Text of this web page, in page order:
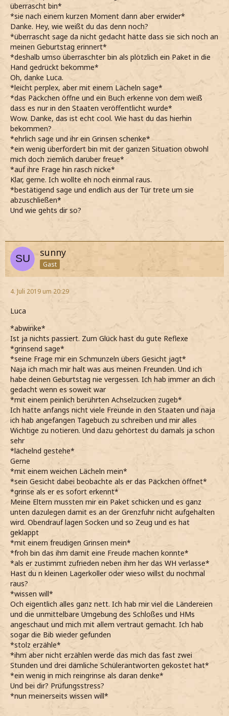
überrascht bin*
*sie nach einem kurzen Moment dann aber erwider*
Danke. Hey, wie weißt du das denn noch?
*überrascht sage da nicht gedacht hätte dass sie sich noch an
meinen Geburtstag erinnert*
*deshalb umso überraschter bin als plötzlich ein Paket in die
Hand gedrückt bekomme*
Oh, danke Luca.
*leicht perplex, aber mit einem Lächeln sage*
*das Päckchen öffne und ein Buch erkenne von dem weiß
dass es nur in den Staaten veröffentlicht wurde*
Wow. Danke, das ist echt cool. Wie hast du das hierhin
bekommen?
*ehrlich sage und ihr ein Grinsen schenke*
*ein wenig überfordert bin mit der ganzen Situation obwohl
mich doch ziemlich darüber freue*
*auf ihre Frage hin rasch nicke*
Klar, gerne. Ich wollte eh noch einmal raus.
*bestätigend sage und endlich aus der Tür trete um sie
abzuschließen*
Und wie gehts dir so?
sunny
Gast
4. Juli 2019 um 20:29
Luca
*abwinke*
Ist ja nichts passiert. Zum Glück hast du gute Reflexe
*grinsend sage*
*seine Frage mir ein Schmunzeln übers Gesicht jagt*
Naja ich mach mir halt was aus meinen Freunden. Und ich
habe deinen Geburtstag nie vergessen. Ich hab immer an dich
gedacht wenn es soweit war
*mit einem peinlich berührten Achselzucken zugeb*
Ich hatte anfangs nicht viele Freunde in den Staaten und naja
ich hab angefangen Tagebuch zu schreiben und mir alles
Wichtige zu notieren. Und dazu gehörtest du damals ja schon
sehr
*lächelnd gestehe*
Gerne
*mit einem weichen Lächeln mein*
*sein Gesicht dabei beobachte als er das Päckchen öffnet*
*grinse als er es sofort erkennt*
Meine Eltern mussten mir ein Paket schicken und es ganz
unten dazulegen damit es an der Grenzfuhr nicht aufgehalten
wird. Obendrauf lagen Socken und so Zeug und es hat
geklappt
*mit einem freudigen Grinsen mein*
*froh bin das ihm damit eine Freude machen konnte*
*als er zustimmt zufrieden neben ihm her das WH verlasse*
Hast du n kleinen Lagerkoller oder wieso willst du nochmal
raus?
*wissen will*
Och eigentlich alles ganz nett. Ich hab mir viel die Ländereien
und die unmittelbare Umgebung des Schloßes und HMs
angeschaut und mich mit allem vertraut gemacht. Ich hab
sogar die Bib wieder gefunden
*stolz erzähle*
*ihm aber nicht erzählen werde das mich das fast zwei
Stunden und drei dämliche Schülerantworten gekostet hat*
*ein wenig in mich reingrinse als daran denke*
Und bei dir? Prüfungsstress?
*nun meinerseits wissen will*